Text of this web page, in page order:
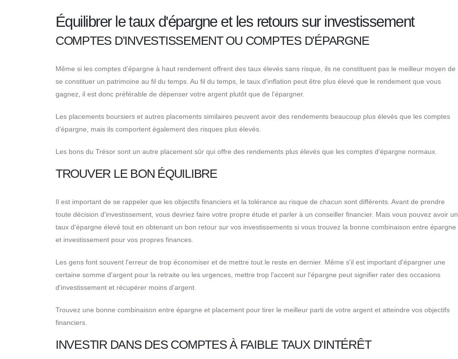
Équilibrer le taux d'épargne et les retours sur investissement
COMPTES D'INVESTISSEMENT OU COMPTES D'ÉPARGNE
Même si les comptes d'épargne à haut rendement offrent des taux élevés sans risque, ils ne constituent pas le meilleur moyen de
se constituer un patrimoine au fil du temps. Au fil du temps, le taux d'inflation peut être plus élevé que le rendement que vous
gagnez, il est donc préférable de dépenser votre argent plutôt que de l'épargner.
Les placements boursiers et autres placements similaires peuvent avoir des rendements beaucoup plus élevés que les comptes
d'épargne, mais ils comportent également des risques plus élevés.
Les bons du Trésor sont un autre placement sûr qui offre des rendements plus élevés que les comptes d'épargne normaux.
TROUVER LE BON ÉQUILIBRE
Il est important de se rappeler que les objectifs financiers et la tolérance au risque de chacun sont différents. Avant de prendre
toute décision d'investissement, vous devriez faire votre propre étude et parler à un conseiller financier. Mais vous pouvez avoir un
taux d'épargne élevé tout en obtenant un bon retour sur vos investissements si vous trouvez la bonne combinaison entre épargne
et investissement pour vos propres finances.
Les gens font souvent l'erreur de trop économiser et de mettre tout le reste en dernier. Même s'il est important d'épargner une
certaine somme d'argent pour la retraite ou les urgences, mettre trop l'accent sur l'épargne peut signifier rater des occasions
d'investissement et récupérer moins d'argent.
Trouvez une bonne combinaison entre épargne et placement pour tirer le meilleur parti de votre argent et atteindre vos objectifs
financiers.
INVESTIR DANS DES COMPTES À FAIBLE TAUX D'INTÉRÊT